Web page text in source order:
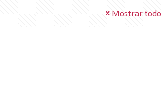
Mostrar todo